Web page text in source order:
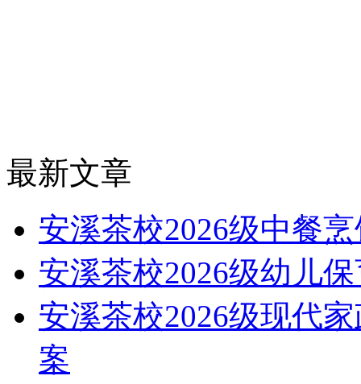
最新文章
安溪茶校2026级中餐
安溪茶校2026级幼儿
安溪茶校2026级现代
案